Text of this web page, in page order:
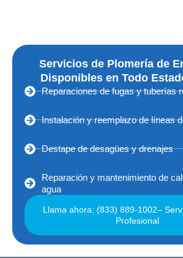
Servicios de Plomería de
Disponibles en Todo
Reparaciones de fugas y tuberías
Instalación y reemplazo de líneas
Destape de desagües y drenajes
Reparación y mantenimiento de
agua
Llama ahora: (833) 889-1002–
Profesional